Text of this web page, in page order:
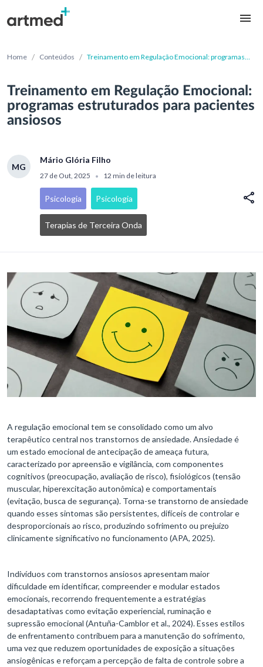
Home / Conteúdos / Treinamento em Regulação Emocional: programas
Treinamento em Regulação Emocional:
programas estruturados para pacientes
ansiosos
MG
Mário Glória Filho
27 de Out, 2025 • 12 min de leitura
Psicologia Psicologia
Terapias de Terceira Onda
A regulação emocional tem se consolidado como um alvo
terapêutico central nos transtornos de ansiedade. Ansiedade é
um estado emocional de antecipação de ameaça futura,
caracterizado por apreensão e vigilância, com componentes
cognitivos (preocupação, avaliação de risco), fisiológicos (tensão
muscular, hiperexcitação autonômica) e comportamentais
(evitação, busca de segurança). Torna-se transtorno de ansiedade
quando esses sintomas são persistentes, difíceis de controlar e
desproporcionais ao risco, produzindo sofrimento ou prejuízo
clinicamente significativo no funcionamento (APA, 2025).
Indivíduos com transtornos ansiosos apresentam maior
dificuldade em identificar, compreender e modular estados
emocionais, recorrendo frequentemente a estratégias
desadaptativas como evitação experiencial, ruminação e
supressão emocional (Antuña-Camblor et al., 2024). Esses estilos
de enfrentamento contribuem para a manutenção do sofrimento,
uma vez que reduzem oportunidades de exposição a situações
ansiogênicas e reforçam a percepção de falta de controle sobre a